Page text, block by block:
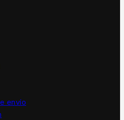
envío